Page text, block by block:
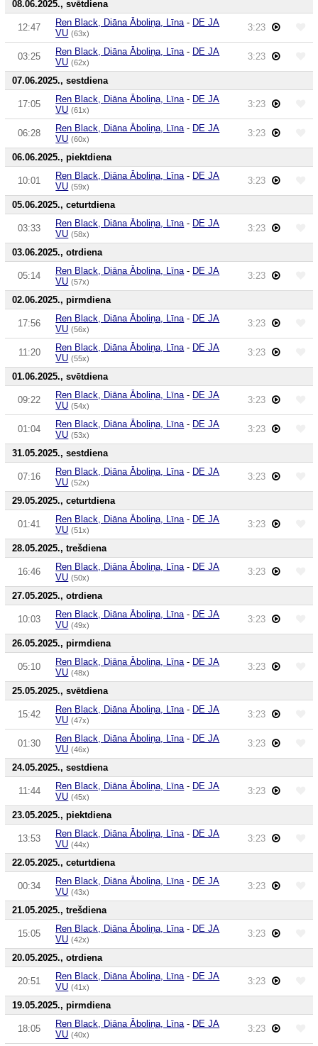
08.06.2025., svētdiena
12:47 Ren Black, Diāna Āboliņa, Līna - DE JA
VU (63x)
3:23
03:25 Ren Black, Diāna Āboliņa, Līna - DE JA
VU (62x)
3:23
07.06.2025., sestdiena
17:05 Ren Black, Diāna Āboliņa, Līna - DE JA
VU (61x)
3:23
06:28 Ren Black, Diāna Āboliņa, Līna - DE JA
VU (60x)
3:23
06.06.2025., piektdiena
10:01 Ren Black, Diāna Āboliņa, Līna - DE JA
VU (59x)
3:23
05.06.2025., ceturtdiena
03:33 Ren Black, Diāna Āboliņa, Līna - DE JA
VU (58x)
3:23
03.06.2025., otrdiena
05:14 Ren Black, Diāna Āboliņa, Līna - DE JA
VU (57x)
3:23
02.06.2025., pirmdiena
17:56 Ren Black, Diāna Āboliņa, Līna - DE JA
VU (56x)
3:23
11:20 Ren Black, Diāna Āboliņa, Līna - DE JA
VU (55x)
3:23
01.06.2025., svētdiena
09:22 Ren Black, Diāna Āboliņa, Līna - DE JA
VU (54x)
3:23
01:04 Ren Black, Diāna Āboliņa, Līna - DE JA
VU (53x)
3:23
31.05.2025., sestdiena
07:16 Ren Black, Diāna Āboliņa, Līna - DE JA
VU (52x)
3:23
29.05.2025., ceturtdiena
01:41 Ren Black, Diāna Āboliņa, Līna - DE JA
VU (51x)
3:23
28.05.2025., trešdiena
16:46 Ren Black, Diāna Āboliņa, Līna - DE JA
VU (50x)
3:23
27.05.2025., otrdiena
10:03 Ren Black, Diāna Āboliņa, Līna - DE JA
VU (49x)
3:23
26.05.2025., pirmdiena
05:10 Ren Black, Diāna Āboliņa, Līna - DE JA
VU (48x)
3:23
25.05.2025., svētdiena
15:42 Ren Black, Diāna Āboliņa, Līna - DE JA
VU (47x)
3:23
01:30 Ren Black, Diāna Āboliņa, Līna - DE JA
VU (46x)
3:23
24.05.2025., sestdiena
11:44 Ren Black, Diāna Āboliņa, Līna - DE JA
VU (45x)
3:23
23.05.2025., piektdiena
13:53 Ren Black, Diāna Āboliņa, Līna - DE JA
VU (44x)
3:23
22.05.2025., ceturtdiena
00:34 Ren Black, Diāna Āboliņa, Līna - DE JA
VU (43x)
3:23
21.05.2025., trešdiena
15:05 Ren Black, Diāna Āboliņa, Līna - DE JA
VU (42x)
3:23
20.05.2025., otrdiena
20:51 Ren Black, Diāna Āboliņa, Līna - DE JA
VU (41x)
3:23
19.05.2025., pirmdiena
18:05 Ren Black, Diāna Āboliņa, Līna - DE JA
VU (40x)
3:23